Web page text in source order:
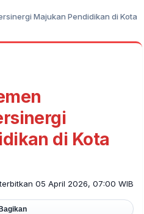
Majukan Pendidikan di Kota
di Kota
05 April 2026, 07:00 WIB